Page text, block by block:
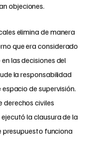
objeciones.
elimina de manera
que era considerado
las decisiones del
la responsabilidad
de supervisión.
derechos civiles
la clausura de la
funciona